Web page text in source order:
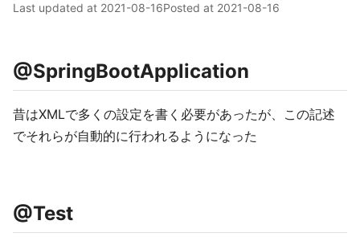
Last updated at 2021-08-16Posted at 2021-08-16
@SpringBootApplication
昔はXMLで多くの設定を書く必要があったが、この記述
でそれらが自動的に行われるようになった
@Test